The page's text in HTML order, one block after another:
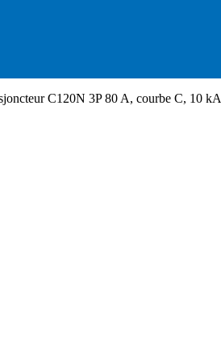
C120N 3P 80 A, courbe C, 10 kA